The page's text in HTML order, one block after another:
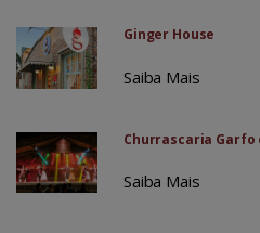
Ginger House
Saiba Mais
Churrascaria Garfo
Saiba Mais